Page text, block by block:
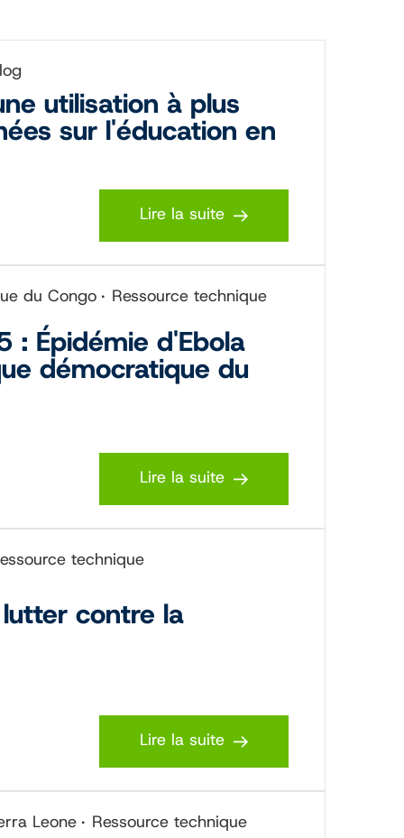
utilisation à plus
sur l'éducation en
Lire la suite
du Congo Ressource technique
: Épidémie d'Ebola
démocratique du
Lire la suite
technique
contre la
Lire la suite
Leone Ressource technique